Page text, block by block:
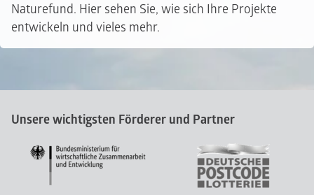
Naturefund. Hier sehen Sie, wie sich Ihre Projekte
entwickeln und vieles mehr.
Unsere wichtigsten Förderer und Partner